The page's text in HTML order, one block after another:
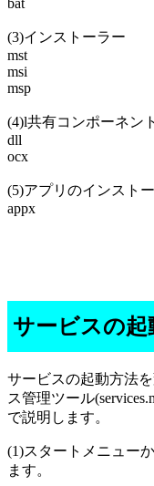
bat
(3)インストーラー
mst
msi
msp
(4)l共有コンポーネント
dll
ocx
(5)アプリのインスト
appx
サービスの起
サービスの起動方法
ス管理ツール
で説明します。
(1)スタートメニュー
ます。